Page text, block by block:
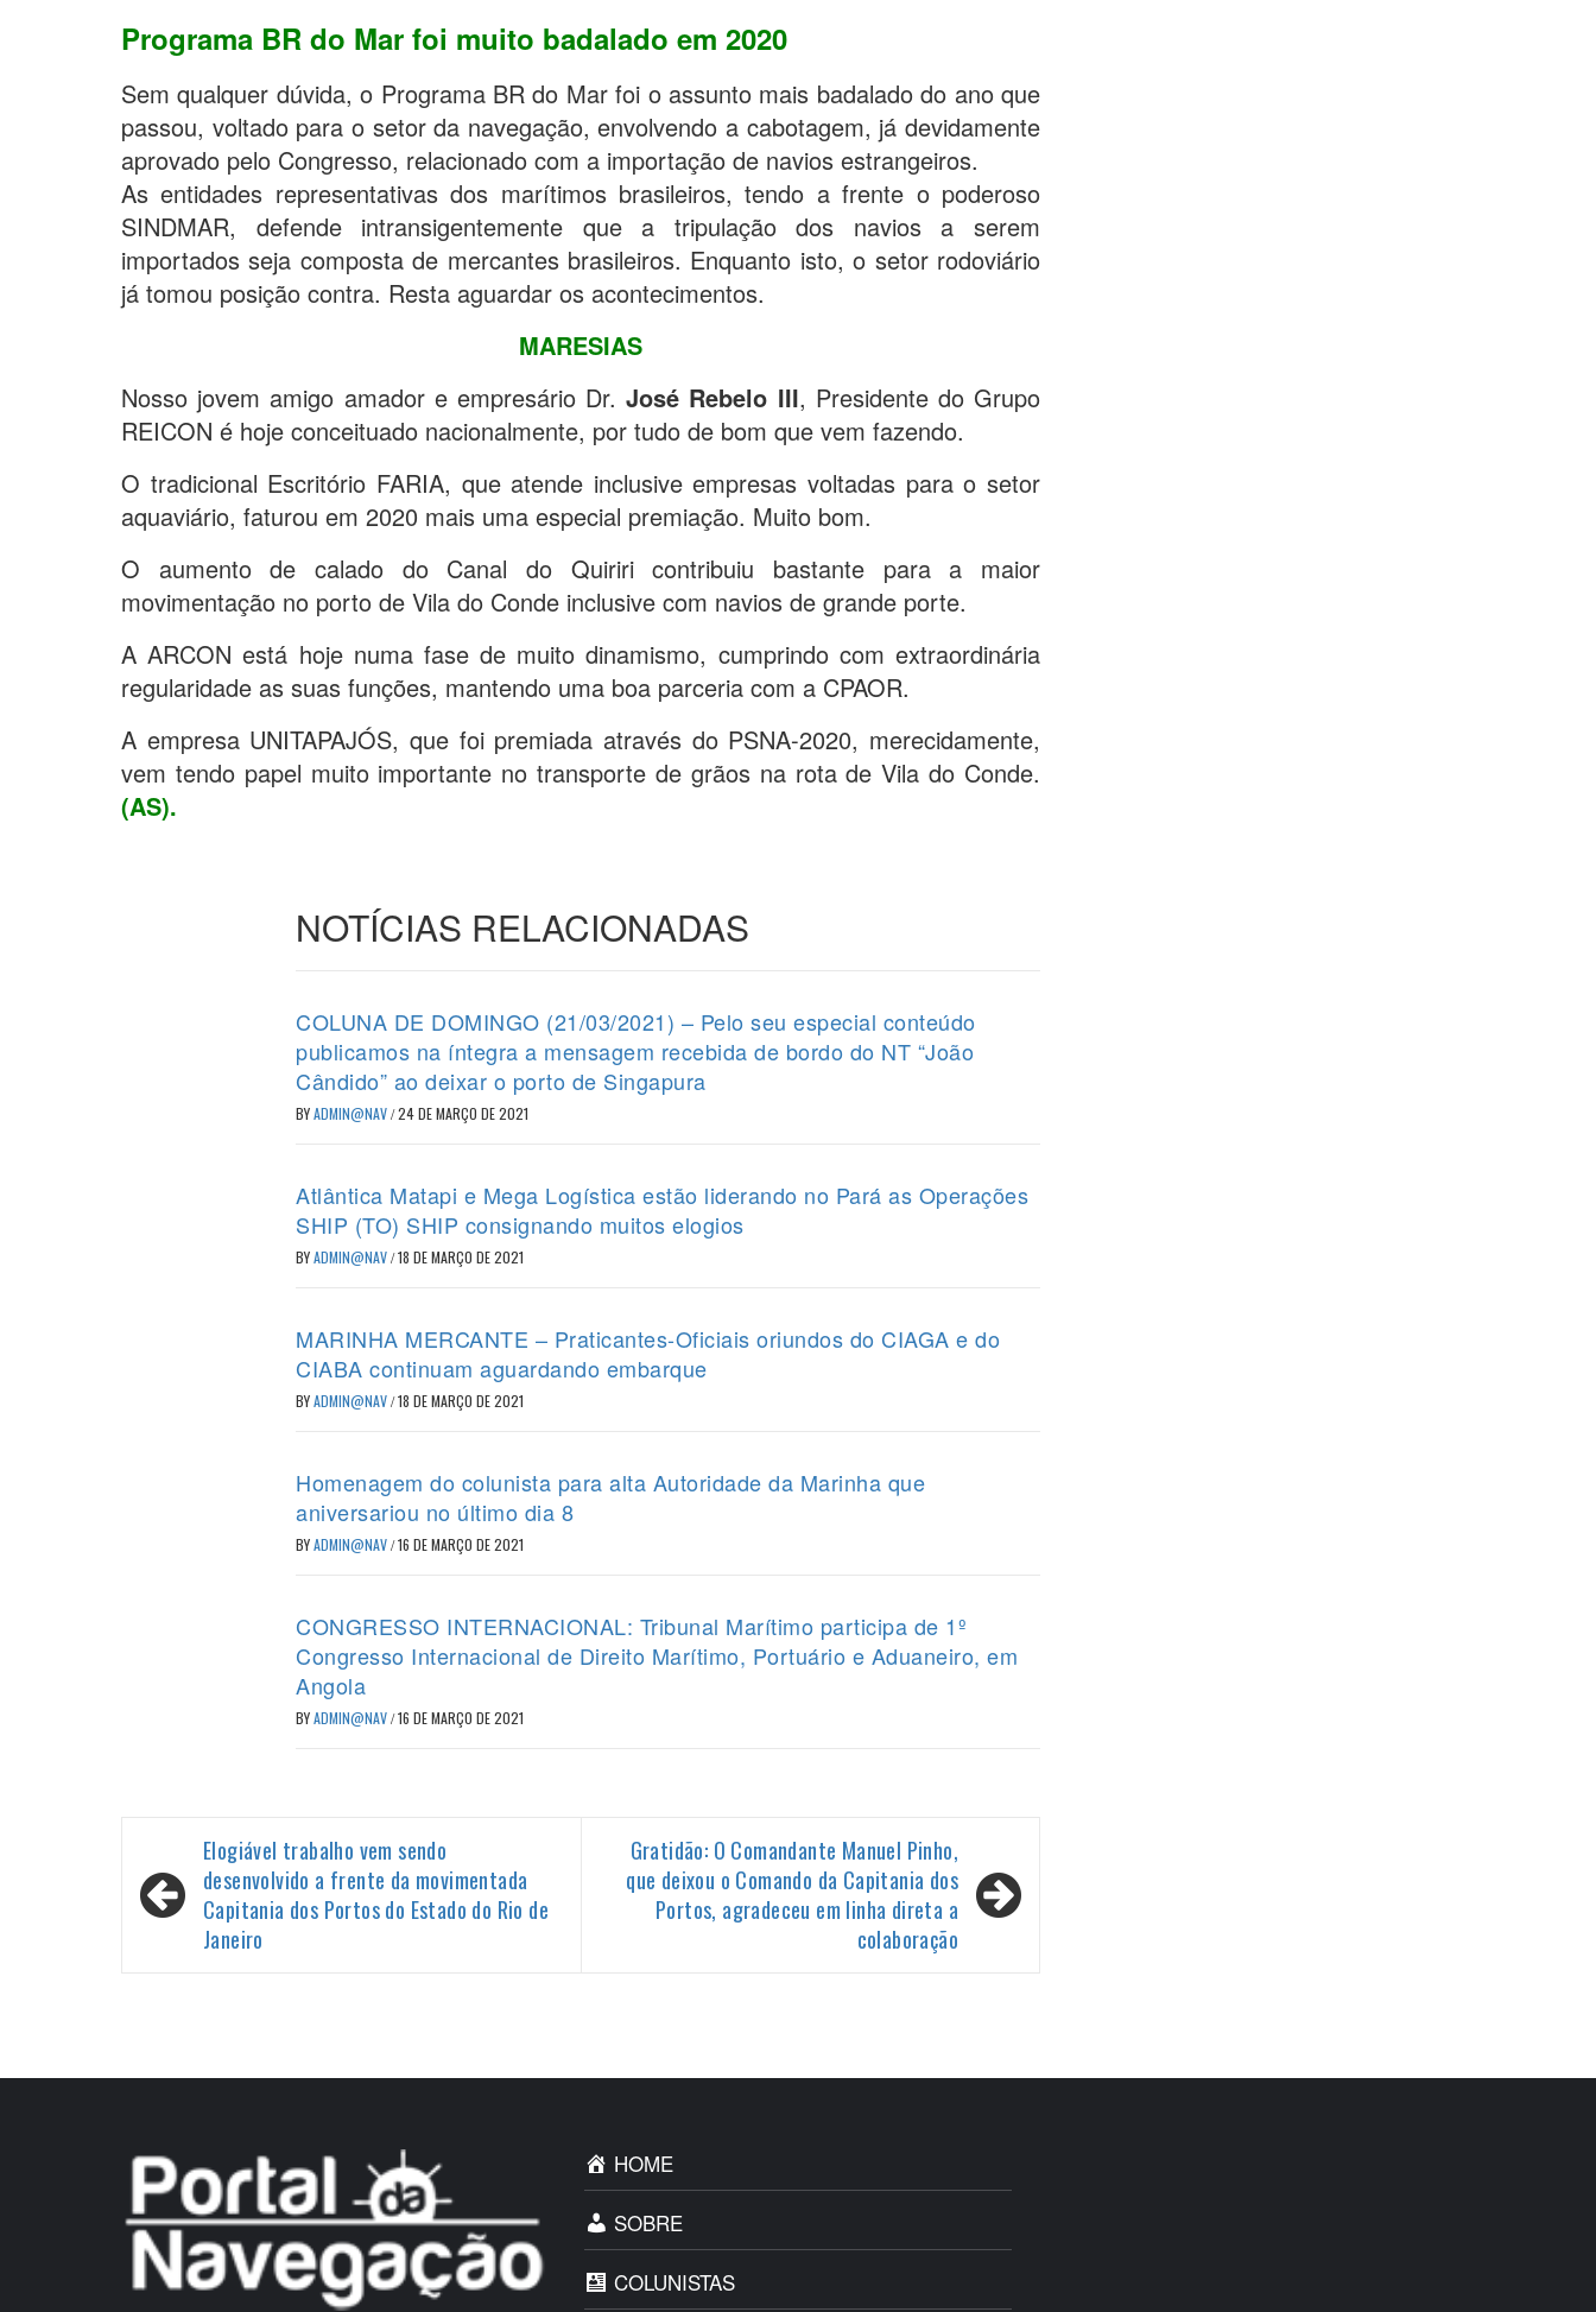
Programa BR do Mar foi muito badalado em 2020
Sem qualquer dúvida, o Programa BR do Mar foi o assunto mais badalado do ano que
passou, voltado para o setor da navegação, envolvendo a cabotagem, já devidamente
aprovado pelo Congresso, relacionado com a importação de navios estrangeiros.
As entidades representativas dos marítimos brasileiros, tendo a frente o poderoso
SINDMAR, defende intransigentemente que a tripulação dos navios a serem
importados seja composta de mercantes brasileiros. Enquanto isto, o setor rodoviário
já tomou posição contra. Resta aguardar os acontecimentos.
MARESIAS
Nosso jovem amigo amador e empresário Dr.José Rebelo III, Presidente do Grupo
REICON é hoje conceituado nacionalmente, por tudo de bom que vem fazendo.
O tradicional Escritório FARIA, que atende inclusive empresas voltadas para o setor
aquaviário, faturou em 2020 mais uma especial premiação. Muito bom.
O aumento de calado do Canal do Quiriri contribuiu bastante para a maior
movimentação no porto de Vila do Conde inclusive com navios de grande porte.
A ARCON está hoje numa fase de muito dinamismo, cumprindo com extraordinária
regularidade as suas funções, mantendo uma boa parceria com a CPAOR.
A empresa UNITAPAJÓS, que foi premiada através do PSNA-2020, merecidamente,
vem tendo papel muito importante no transporte de grãos na rota de Vila do Conde.
(AS).
NOTÍCIAS RELACIONADAS
COLUNA DE DOMINGO (21/03/2021) – Pelo seu especial conteúdo
publicamos na íntegra a mensagem recebida de bordo do NT “João
Cândido” ao deixar o porto de Singapura
BYADMIN@NAV/24 DE MARÇO DE 2021
Atlântica Matapi e Mega Logística estão liderando no Pará as Operações
SHIP (TO) SHIP consignando muitos elogios
BYADMIN@NAV/18 DE MARÇO DE 2021
MARINHA MERCANTE – Praticantes-Oficiais oriundos do CIAGA e do
CIABA continuam aguardando embarque
BYADMIN@NAV/18 DE MARÇO DE 2021
Homenagem do colunista para alta Autoridade da Marinha que
aniversariou no último dia 8
BYADMIN@NAV/16 DE MARÇO DE 2021
CONGRESSO INTERNACIONAL: Tribunal Marítimo participa de 1º
Congresso Internacional de Direito Marítimo, Portuário e Aduaneiro, em
Angola
BYADMIN@NAV/16 DE MARÇO DE 2021
Navegação
de
Post
Elogiável trabalho vem sendo
desenvolvido a frente da movimentada
Capitania dos Portos do Estado do Rio de
Janeiro
Gratidão: O Comandante Manuel Pinho,
que deixou o Comando da Capitania dos
Portos, agradeceu em linha direta a
colaboração
HOME
SOBRE
COLUNISTAS